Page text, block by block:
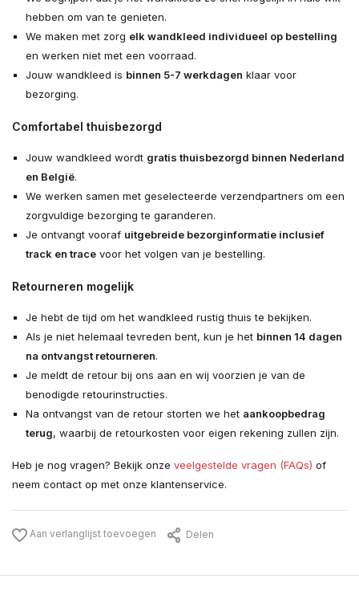
hebben om van te genieten.
We maken met zorg elk wandkleed individueel op bestelling
en werken niet met een voorraad.
Jouw wandkleed is binnen 5-7 werkdagen klaar voor
bezorging.
Comfortabel thuisbezorgd
Jouw wandkleed wordt gratis thuisbezorgd binnen Nederland
en België.
We werken samen met geselecteerde verzendpartners om een
zorgvuldige bezorging te garanderen.
Je ontvangt vooraf uitgebreide bezorginformatie inclusief
track en tracevoor het volgen van je bestelling.
Retourneren mogelijk
Je hebt de tijd om het wandkleed rustig thuis te bekijken.
Als je niet helemaal tevreden bent, kun je het binnen 14 dagen
na ontvangst retourneren.
Je meldt de retour bij ons aan en wij voorzien je van de
benodigde retourinstructies.
Na ontvangst van de retour storten we het aankoopbedrag
terug, waarbij de retourkosten voor eigen rekening zullen zijn.
Heb je nog vragen? Bekijk onze veelgestelde vragen (FAQs) of
neem contact op met onze klantenservice.
Aan verlanglijst toevoegen Delen